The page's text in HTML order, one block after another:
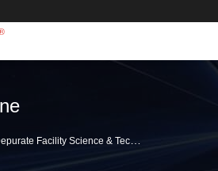
Science & Technology Co., Ltd. Visite De L'usine